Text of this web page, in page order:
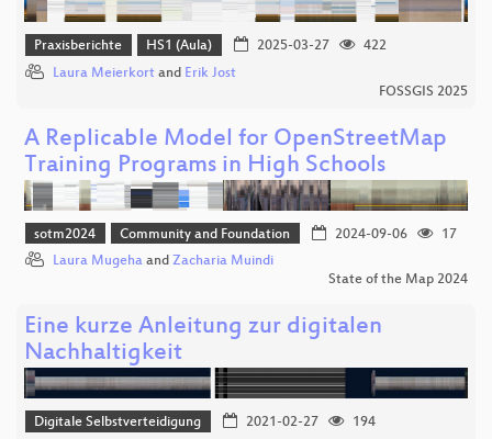
Praxisberichte HS1 (Aula) 2025-03-27
422
Laura Meierkort and Erik Jost
FOSSGIS 2025
A Replicable Model for OpenStreetMap
Training Programs in High Schools
sotm2024 Community and Foundation 2024-09-06
17
Laura Mugeha and Zacharia Muindi
State of the Map 2024
Eine kurze Anleitung zur digitalen
Nachhaltigkeit
Digitale Selbstverteidigung 2021-02-27
194